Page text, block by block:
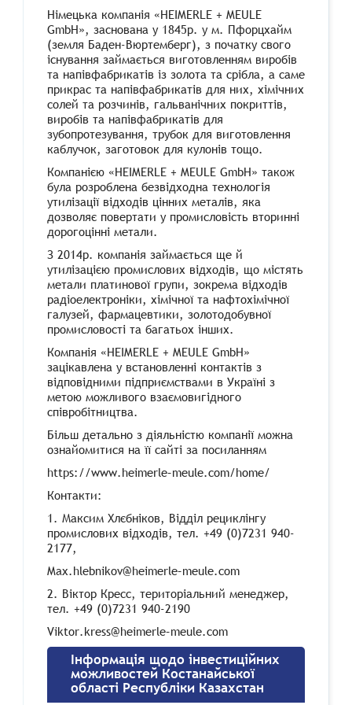
Німецька компанія «HEIMERLE + MEULE
GmbH», заснована у 1845р. у м. Пфорцхайм
(земля Баден-Вюртемберг), з початку свого
існування займається виготовленням виробів
та напівфабрикатів із золота та срібла, а саме
прикрас та напівфабрикатів для них, хімічних
солей та розчинів, гальванічних покриттів,
виробів та напівфабрикатів для
зубопротезування, трубок для виготовлення
каблучок, заготовок для кулонів тощо.
Компанією «HEIMERLE + MEULE GmbH» також
була розроблена безвідходна технологія
утилізації відходів цінних металів, яка
дозволяє повертати у промисловість вторинні
дорогоцінні метали.
З 2014р. компанія займається ще й
утилізацією промислових відходів, що містять
метали платинової групи, зокрема відходів
радіоелектроніки, хімічної та нафтохімічної
галузей, фармацевтики, золотодобувної
промисловості та багатьох інших.
Компанія «HEIMERLE + MEULE GmbH»
зацікавлена у встановленні контактів з
відповідними підприємствами в Україні з
метою можливого взаємовигідного
співробітництва.
Більш детально з діяльністю компанії можна
ознайомитися на її сайті за посиланням
https://www.heimerle–meule.com/home/
Контакти:
1. Максим Хлєбніков, Відділ рециклінгу
промислових відходів, тел. +49 (0)7231 940-
2177,
Max.hlebnikov@heimerle–meule.com
2. Віктор Кресс, територіальний менеджер,
тел. +49 (0)7231 940-2190
Viktor.kress@heimerle–meule.com
Інформація щодо інвестиційних
можливостей Костанайської
області Республіки Казахстан